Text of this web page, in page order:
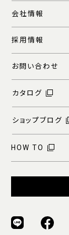
会社情報
採用情報
お問い合わせ
カタログ
ショップブログ
HOW TO